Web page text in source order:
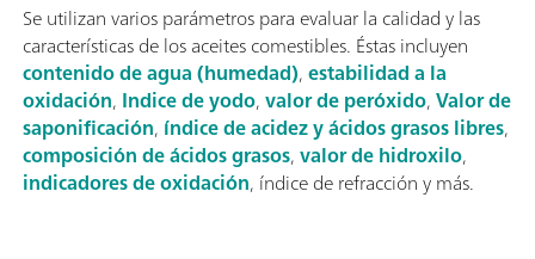
Se utilizan varios parámetros para evaluar la calidad y las
características de los aceites comestibles. Éstas incluyen
contenido de agua (humedad),estabilidad a la
oxidación, Indice de yodo,valor de peróxido,Valor de
saponificación, índice de acidez y ácidos grasos libres,
composición de ácidos grasos,valor de hidroxilo,
indicadores de oxidación, índice de refracción y más.